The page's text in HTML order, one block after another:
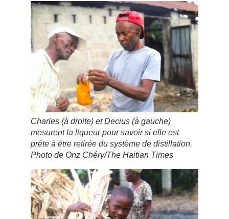
Charles (à droite) et Decius (à gauche)
mesurent la liqueur pour savoir si elle est
prête à être retirée du système de distillation.
Photo de Onz Chéry/The Haitian Times